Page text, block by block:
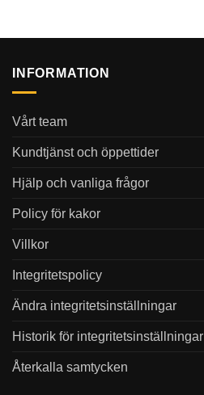
INFORMATION
Vårt team
Kundtjänst och öppettider
Hjälp och vanliga frågor
Policy för kakor
Villkor
Integritetspolicy
Ändra integritetsinställningar
Historik för integritetsinställningar
Återkalla samtycken